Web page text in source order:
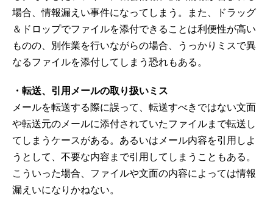
場合、情報漏えい事件になってしまう。また、ドラッグ
＆ドロップでファイルを添付できることは利便性が高い
ものの、別作業を行いながらの場合、うっかりミスで異
なるファイルを添付してしまう恐れもある。
・転送、引用メールの取り扱いミス
メールを転送する際に誤って、転送すべきではない文面
や転送元のメールに添付されていたファイルまで転送し
てしまうケースがある。あるいはメール内容を引用しよ
うとして、不要な内容まで引用してしまうこともある。
こういった場合、ファイルや文面の内容によっては情報
漏えいになりかねない。